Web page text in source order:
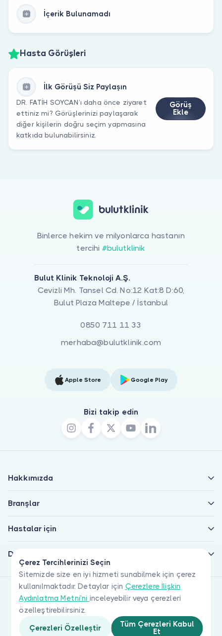
İçerik Bulunamadı
Hasta Görüşleri
İlk Görüşü Siz Paylaşın
DR. FATİH SOYCAN’ı daha önce ziyaret
ettiniz mi? Görüşlerinizi paylaşarak
diğer kişilerin doğru seçim yapmasına
katkıda bulunabilirsiniz.
Görüş
Ekle
Çerez Tercihlerinizi Seçin
Sitemizde size en iyi hizmeti sunabilmek için çerez
kullanılmaktadır. Detaylar için Çerezlere İlişkin
Aydınlatma Metni'ni inceleyebilir veya çerezleri
özelleştirebilirsiniz.
Çerezleri Özelleştir
Tüm Çerezleri Kabul
Et
Binlerce hekim ve milyonlarca hastanın
tercihi #bulutklinik
Bulut Klinik Teknoloji A.Ş.
Cevizli Mh. Tansel Cd. No:12 Kat:8 D:60,
Bulut Plaza Maltepe / İstanbul
0850 711 11 33
merhaba@bulutklinik.com
Apple Store Google Play
Bizi takip edin
Hakkımızda
Branşlar
Hastalar için
Doktorlar için